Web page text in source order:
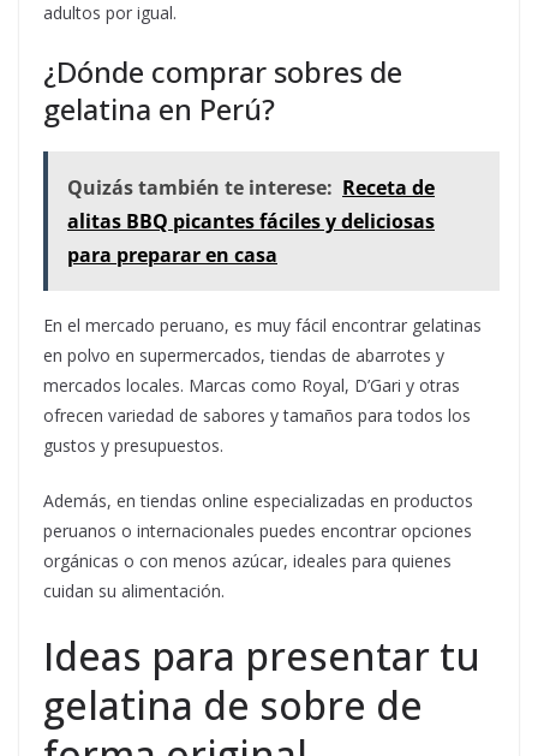
adultos por igual.
¿Dónde comprar sobres de
gelatina en Perú?
Quizás también te interese: Receta de
alitas BBQ picantes fáciles y deliciosas
para preparar en casa
En el mercado peruano, es muy fácil encontrar gelatinas
en polvo en supermercados, tiendas de abarrotes y
mercados locales. Marcas como Royal, D’Gari y otras
ofrecen variedad de sabores y tamaños para todos los
gustos y presupuestos.
Además, en tiendas online especializadas en productos
peruanos o internacionales puedes encontrar opciones
orgánicas o con menos azúcar, ideales para quienes
cuidan su alimentación.
Ideas para presentar tu
gelatina de sobre de